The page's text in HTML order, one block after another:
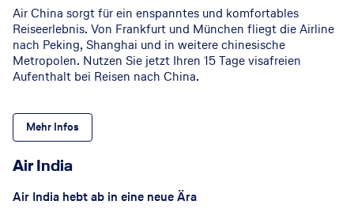
Air China sorgt für ein enspanntes und komfortables
Reiseerlebnis. Von Frankfurt und München fliegt die Airline
nach Peking, Shanghai und in weitere chinesische
Metropolen. Nutzen Sie jetzt Ihren 15 Tage visafreien
Aufenthalt bei Reisen nach China.
Mehr Infos
Air India
Air India hebt ab in eine neue Ära